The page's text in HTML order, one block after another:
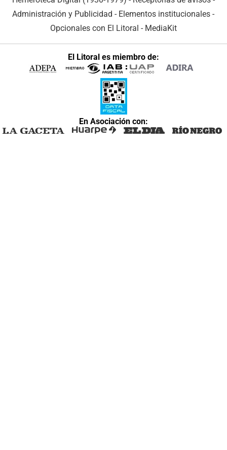
Administración y Publicidad - Elementos institucionales -
Opcionales con El Litoral - MediaKit
El Litoral es miembro de:
En Asociación con: